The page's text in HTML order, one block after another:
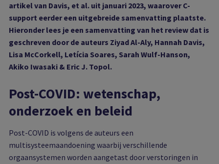
artikel van Davis, et al. uit januari 2023, waarover C-
support eerder een uitgebreide samenvatting plaatste.
Hieronder lees je een samenvatting van het review dat is
geschreven door de auteurs Ziyad Al-Aly, Hannah Davis,
Lisa McCorkell, Letícia Soares, Sarah Wulf-Hanson,
Akiko Iwasaki & Eric J. Topol.
Post-COVID: wetenschap,
onderzoek en beleid
Post-COVID is volgens de auteurs een
multisysteemaandoening waarbij verschillende
orgaansystemen worden aangetast door verstoringen in